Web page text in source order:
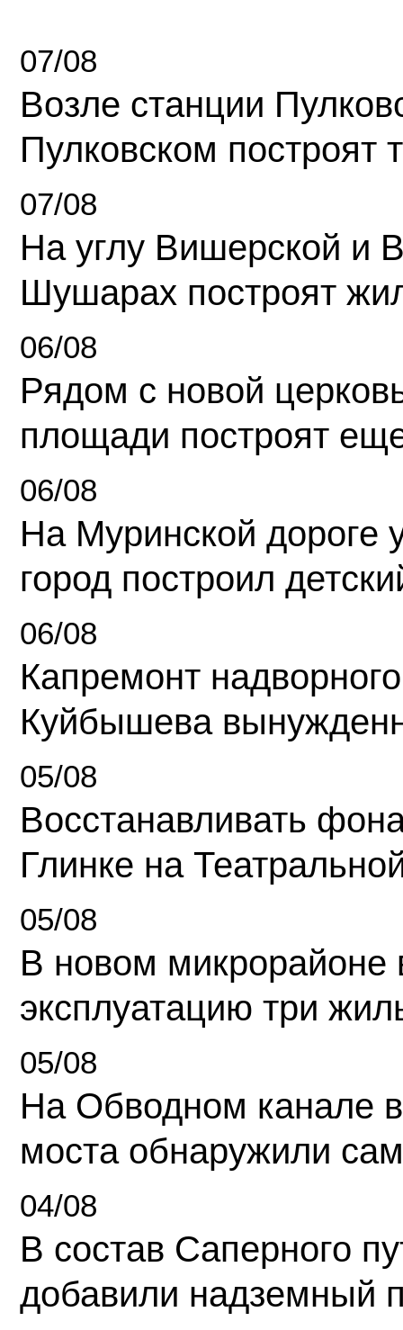
07/08
Возле станции
Пулковском построят
07/08
На углу Вишерской и
Шушарах построят
06/08
Рядом с новой
площади построят
06/08
На Муринской дороге
город построил
06/08
Капремонт
Куйбышева
05/08
Восстанавливать
Глинке на
05/08
В новом микрорайоне
эксплуатацию три
05/08
На Обводном канале
моста обнаружили
04/08
В состав Саперного
добавили надземный